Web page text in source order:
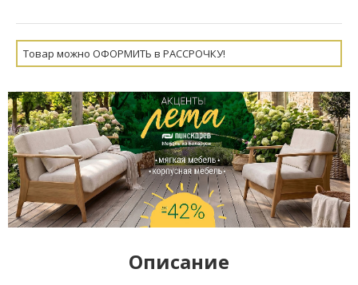
Товар можно ОФОРМИТЬ в РАССРОЧКУ!
Описание